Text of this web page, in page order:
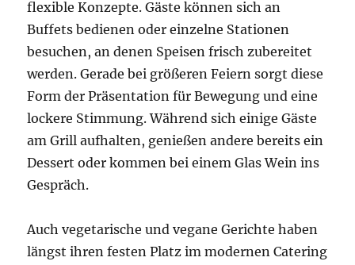
flexible Konzepte. Gäste können sich an
Buffets bedienen oder einzelne Stationen
besuchen, an denen Speisen frisch zubereitet
werden. Gerade bei größeren Feiern sorgt diese
Form der Präsentation für Bewegung und eine
lockere Stimmung. Während sich einige Gäste
am Grill aufhalten, genießen andere bereits ein
Dessert oder kommen bei einem Glas Wein ins
Gespräch.
Auch vegetarische und vegane Gerichte haben
längst ihren festen Platz im modernen Catering